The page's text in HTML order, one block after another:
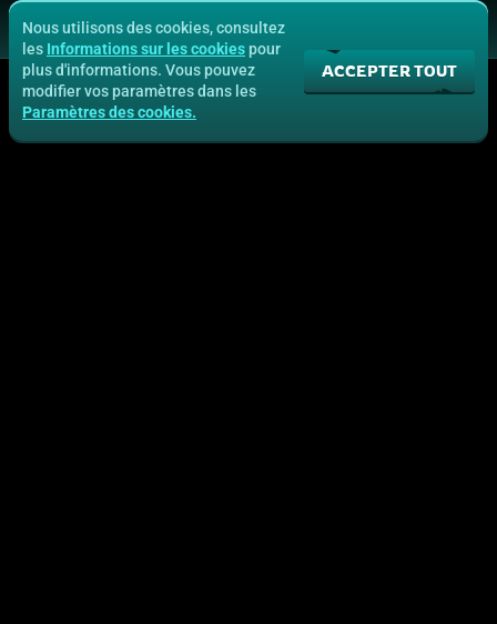
Nous utilisons des cookies, consultez
les Informations sur les cookies pour
plus d'informations. Vous pouvez
modifier vos paramètres dans les
Paramètres des cookies.
ACCEPTER TOUT